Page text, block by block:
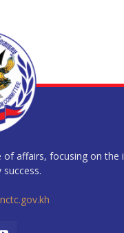
affairs, focusing on